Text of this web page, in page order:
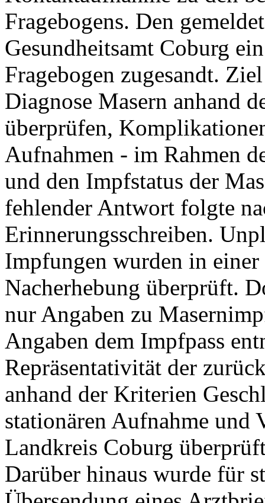
Fragebogens. Den
Gesundheitsamt Coburg
Fragebogen zugesandt.
Diagnose Masern anhand
überprüfen,
Aufnahmen - im Rahmen
und den Impfstatus der
fehlender Antwort folgte
Erinnerungsschreiben.
Impfungen wurden in
Nacherhebung überprüft.
nur Angaben zu
Angaben dem Impfpass
Repräsentativität der
anhand der Kriterien
stationären Aufnahme und
Landkreis Coburg
Darüber hinaus wurde für